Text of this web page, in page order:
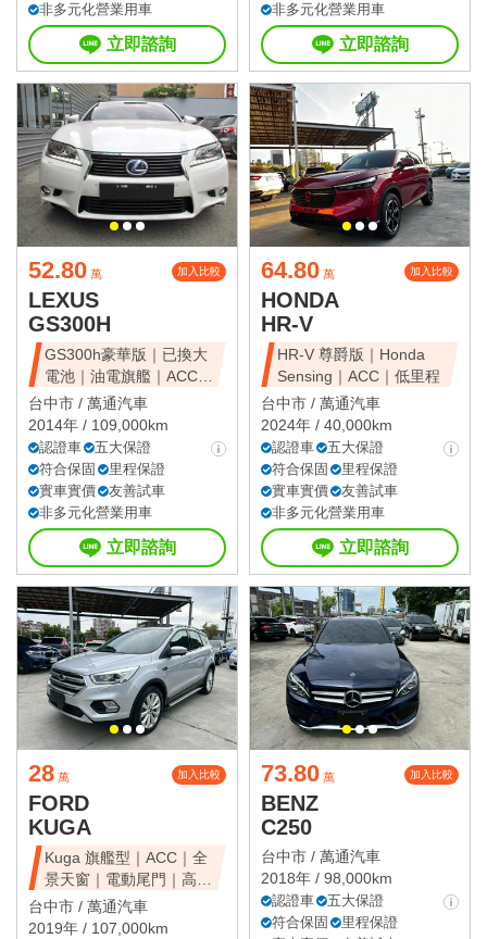
非多元化營業用車
立即諮詢
非多元化營業用車
立即諮詢
52.80 萬 加入比較
LEXUS
GS300H
GS300h豪華版｜已換大
電池｜油電旗艦｜ACC｜
天窗豪華房
台中市 / 萬通汽車
2014年 / 109,000km
認證車
五大保證
符合保固
里程保證
實車實價
友善試車
非多元化營業用車
立即諮詢
64.80 萬 加入比較
HONDA
HR-V
HR-V 尊爵版｜Honda
Sensing｜ACC｜低里程
台中市 / 萬通汽車
2024年 / 40,000km
認證車
五大保證
符合保固
里程保證
實車實價
友善試車
非多元化營業用車
立即諮詢
28 萬 加入比較
FORD
KUGA
Kuga 旗艦型｜ACC｜全
景天窗｜電動尾門｜高CP
值休旅
台中市 / 萬通汽車
2019年 / 107,000km
73.80 萬 加入比較
BENZ
C250
台中市 / 萬通汽車
2018年 / 98,000km
認證車
五大保證
符合保固
里程保證